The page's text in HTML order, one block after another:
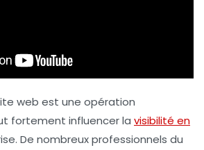
web est une opération
fortement influencer la visibilité en
De nombreux professionnels du